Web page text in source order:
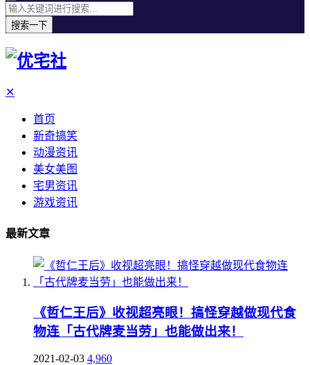
搜索一下
✕
首页
新奇搞笑
动漫资讯
美女美图
宅男资讯
游戏资讯
最新文章
《哲仁王后》收视超亮眼！搞怪穿越做现代食
物连「古代牌麦当劳」也能做出来！
2021-02-03 4,960